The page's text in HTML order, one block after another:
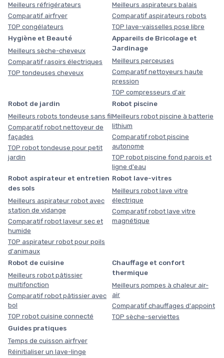
Meilleurs réfrigérateurs
Comparatif airfryer
TOP congélateurs
Meilleurs aspirateurs balais
Comparatif aspirateurs robots
TOP lave-vaisselles pose libre
Hygiène et Beauté
Meilleurs sèche-cheveux
Comparatif rasoirs électriques
TOP tondeuses cheveux
Appareils de Bricolage et
Jardinage
Meilleurs perceuses
Comparatif nettoyeurs haute
pression
TOP compresseurs d'air
Robot de jardin
Meilleurs robots tondeuse sans fil
Comparatif robot nettoyeur de
façades
TOP robot tondeuse pour petit
jardin
Robot piscine
Meilleurs robot piscine à batterie
lithium
Comparatif robot piscine
autonome
TOP robot piscine fond parois et
ligne d'eau
Robot aspirateur et entretien
des sols
Meilleurs aspirateur robot avec
station de vidange
Comparatif robot laveur sec et
humide
TOP aspirateur robot pour poils
d'animaux
Robot lave-vitres
Meilleurs robot lave vitre
électrique
Comparatif robot lave vitre
magnétique
Robot de cuisine
Meilleurs robot pâtissier
multifonction
Comparatif robot pâtissier avec
bol
TOP robot cuisine connecté
Chauffage et confort
thermique
Meilleurs pompes à chaleur air-
air
Comparatif chauffages d'appoint
TOP sèche-serviettes
Guides pratiques
Temps de cuisson airfryer
Réinitialiser un lave-linge